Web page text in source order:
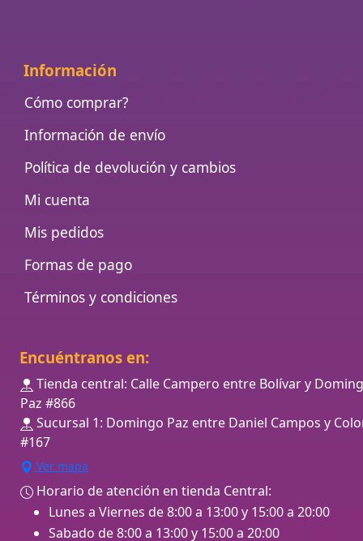
Información
Cómo comprar?
Información de envío
Política de devolución y cambios
Mi cuenta
Mis pedidos
Formas de pago
Términos y condiciones
Encuéntranos en:
Tienda central: Calle Campero entre Bolívar y
Paz #866
Sucursal 1: Domingo Paz entre Daniel Campos y
#167
Ver mapa
Horario de atención en tienda Central:
Lunes a Viernes de 8:00 a 13:00 y 15:00 a 20:00
Sabado de 8:00 a 13:00 y 15:00 a 20:00